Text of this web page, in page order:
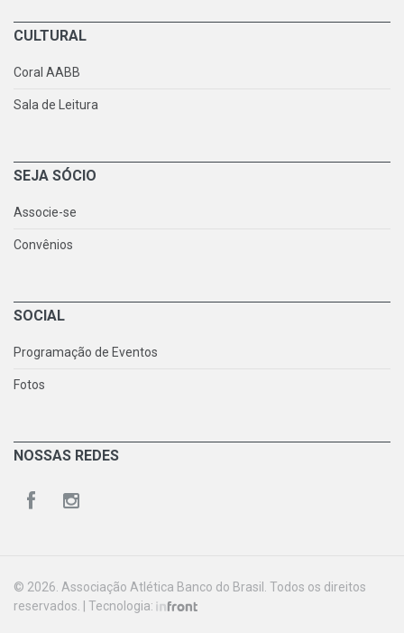
CULTURAL
Coral AABB
Sala de Leitura
SEJA SÓCIO
Associe-se
Convênios
SOCIAL
Programação de Eventos
Fotos
NOSSAS REDES
© 2026. Associação Atlética Banco do Brasil. Todos os direitos
reservados. | Tecnologia: